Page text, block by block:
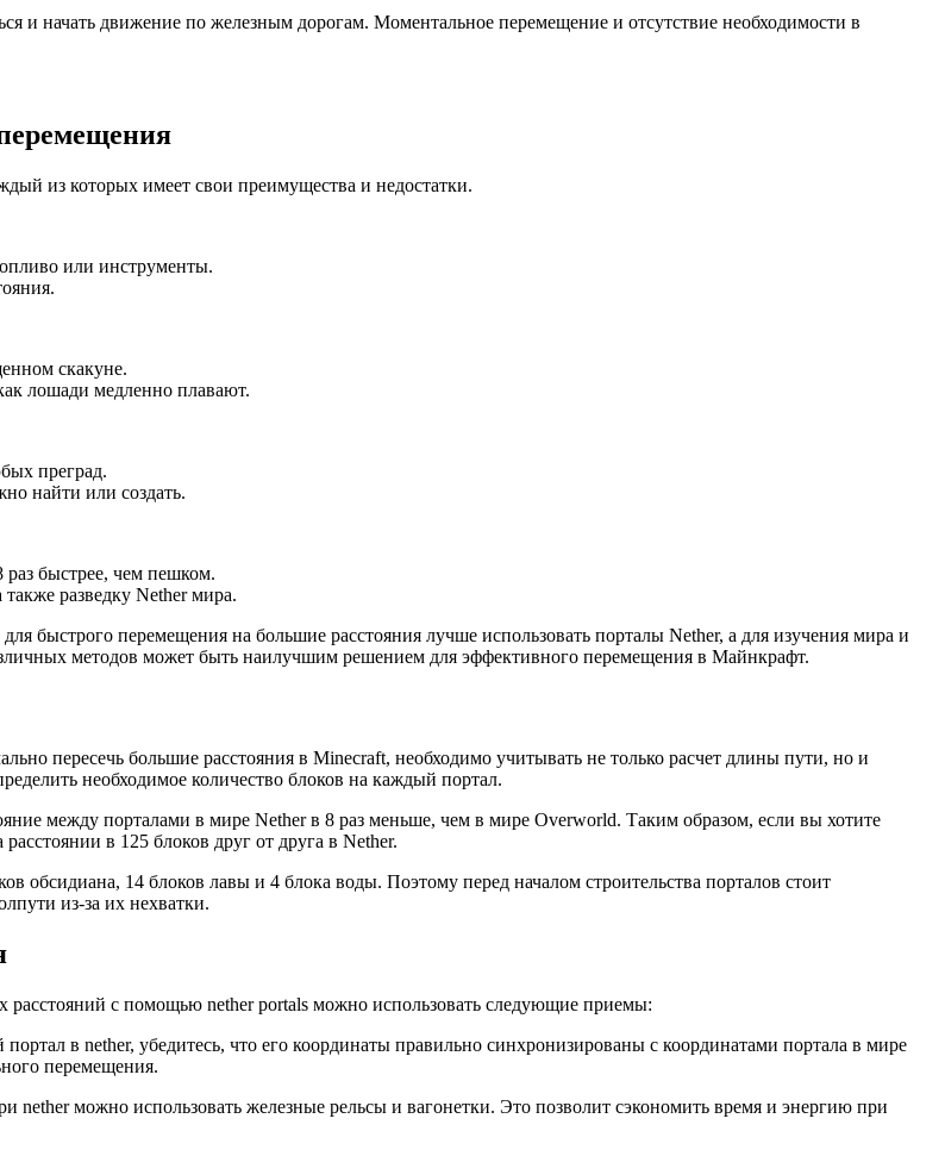
и начать движение по железным дорогам. Моментальное перемещение и отсутствие необходимости в
из которых имеет свои преимущества и недостатки.
или инструменты.
скакуне.
лошади медленно плавают.
преград.
найти или создать.
быстрее, чем пешком.
также разведку Nether мира.
быстрого перемещения на большие расстояния лучше использовать порталы Nether, а для изучения мира и
методов может быть наилучшим решением для эффективного перемещения в Майнкрафт.
пересечь большие расстояния в Minecraft, необходимо учитывать не только расчет длины пути, но и
необходимое количество блоков на каждый портал.
между порталами в мире Nether в 8 раз меньше, чем в мире Overworld. Таким образом, если вы хотите
в 125 блоков друг от друга в Nether.
обсидиана, 14 блоков лавы и 4 блока воды. Поэтому перед началом строительства порталов стоит
из-за их нехватки.
расстояний с помощью nether portals можно использовать следующие приемы:
в nether, убедитесь, что его координаты правильно синхронизированы с координатами портала в мире
перемещения.
nether можно использовать железные рельсы и вагонетки. Это позволит сэкономить время и энергию при